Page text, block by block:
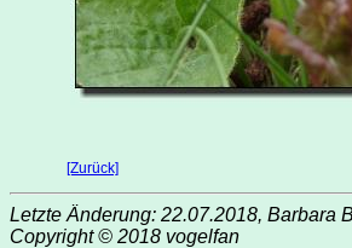
[Zurück]
Letzte Änderung: 22.07.2018, Barbara
Copyright © 2018 vogelfan